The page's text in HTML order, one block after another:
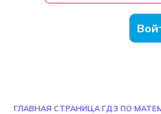
ГЛАВНАЯ СТРАНИЦА ГДЗ ПО